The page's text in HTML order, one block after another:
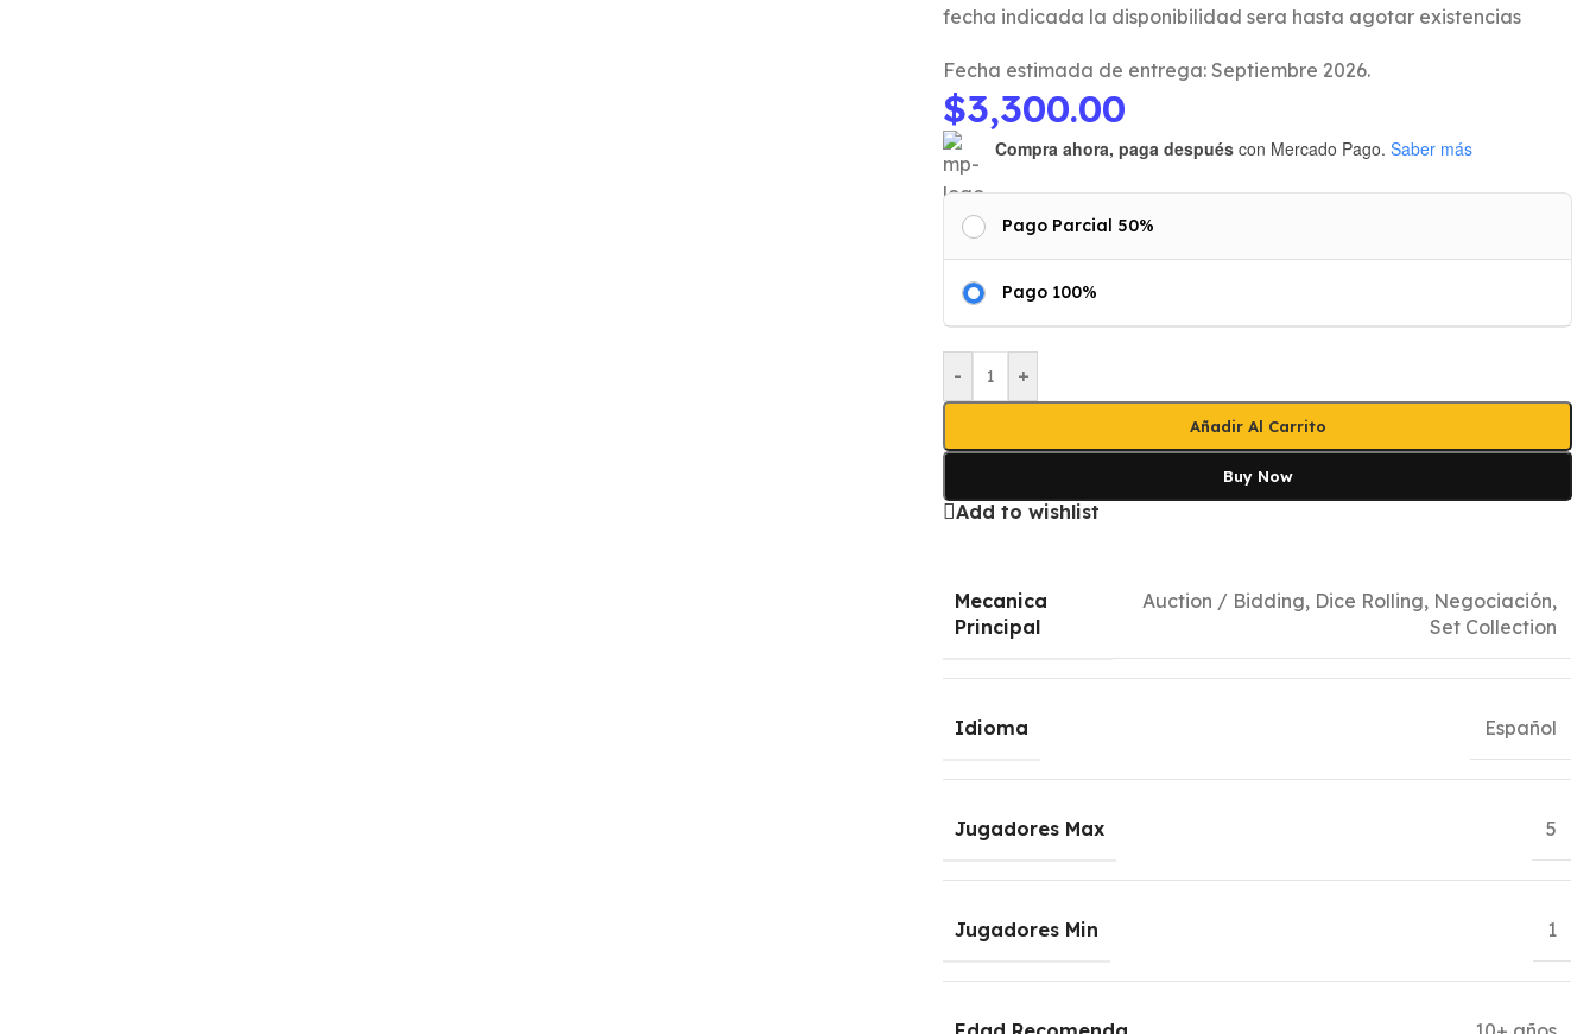
fecha indicada la disponibilidad sera hasta agotar existencias
Fecha estimada de entrega: Septiembre 2026.
$3,300.00
Compra ahora, paga después con Mercado Pago. Saber más
Pago Parcial 50%
Pago 100%
- +
Añadir Al Carrito
Buy Now
Add to wishlist
Mecanica
Principal
Auction / Bidding, Dice Rolling, Negociación,
Set Collection
Idioma Español
Jugadores Max 5
Jugadores Min 1